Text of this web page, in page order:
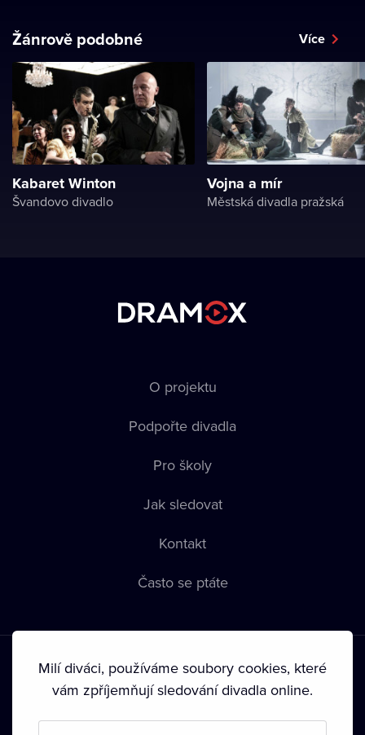
Žánrově podobné Více
Kabaret Winton
Švandovo divadlo
Vojna a mír
Městská divadla pražská
O projektu
Podpořte divadla
Pro školy
Jak sledovat
Kontakt
Často se ptáte
Podmínky používání • Ochrana soukromí • Zásady používání
Milí diváci, používáme soubory cookies, které
vám zpříjemňují sledování divadla online.